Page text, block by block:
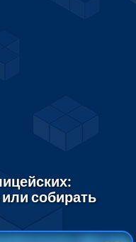
собирать